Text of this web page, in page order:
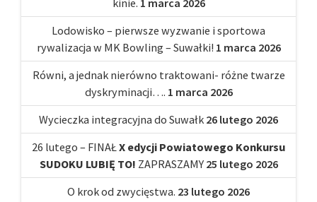
kinie. 1 marca 2026
Lodowisko – pierwsze wyzwanie i sportowa
rywalizacja w MK Bowling – Suwałki! 1 marca 2026
Równi, a jednak nierówno traktowani- różne twarze
dyskryminacji…. 1 marca 2026
Wycieczka integracyjna do Suwałk 26 lutego 2026
26 lutego – FINAŁX edycji Powiatowego Konkursu
SUDOKU LUBIĘ TO! ZAPRASZAMY 25 lutego 2026
O krok od zwycięstwa. 23 lutego 2026